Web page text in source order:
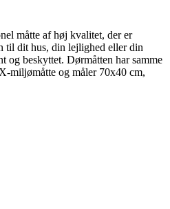
måtte af høj kvalitet, der er
til dit hus, din lejlighed eller din
og beskyttet. Dørmåtten har samme
miljømåtte og måler 70x40 cm,